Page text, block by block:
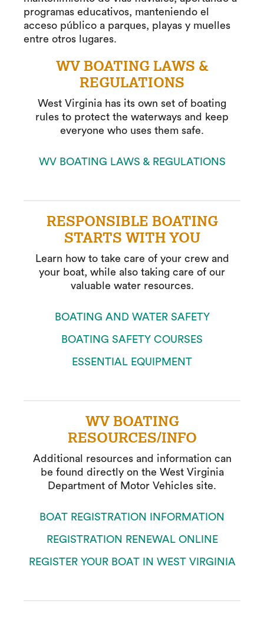
programas educativos, manteniendo el
acceso público a parques, playas y muelles
entre otros lugares.
WV BOATING LAWS &
REGULATIONS
West Virginia has its own set of boating
rules to protect the waterways and keep
everyone who uses them safe.
WV BOATING LAWS & REGULATIONS
RESPONSIBLE BOATING
STARTS WITH YOU
Learn how to take care of your crew and
your boat, while also taking care of our
valuable water resources.
BOATING AND WATER SAFETY
BOATING SAFETY COURSES
ESSENTIAL EQUIPMENT
WV BOATING
RESOURCES/INFO
Additional resources and information can
be found directly on the West Virginia
Department of Motor Vehicles site.
BOAT REGISTRATION INFORMATION
REGISTRATION RENEWAL ONLINE
REGISTER YOUR BOAT IN WEST VIRGINIA